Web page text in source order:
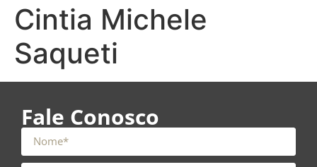
Cintia Michele
Saqueti
Fale Conosco